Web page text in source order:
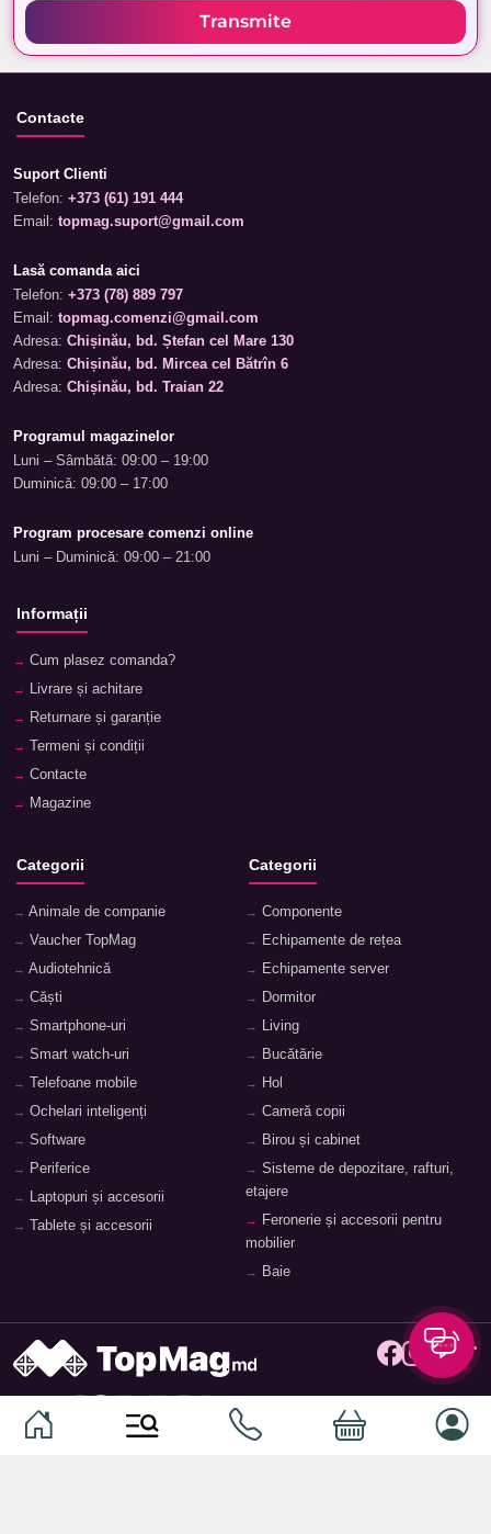
Transmite
Contacte
Suport Clienti
Telefon: +373 (61) 191 444
Email: topmag.suport@gmail.com
Lasă comanda aici
Telefon: +373 (78) 889 797
Email: topmag.comenzi@gmail.com
Adresa: Chișinău, bd. Ștefan cel Mare 130
Adresa: Chișinău, bd. Mircea cel Bătrîn 6
Adresa: Chișinău, bd. Traian 22
Programul magazinelor
Luni – Sâmbătă: 09:00 – 19:00
Duminică: 09:00 – 17:00
Program procesare comenzi online
Luni – Duminică: 09:00 – 21:00
Informații
Cum plasez comanda?
Livrare și achitare
Returnare și garanție
Termeni și condiții
Contacte
Magazine
Categorii
Animale de companie
Vaucher TopMag
Audiotehnică
Căști
Smartphone-uri
Smart watch-uri
Telefoane mobile
Ochelari inteligenți
Software
Periferice
Laptopuri și accesorii
Tablete și accesorii
Categorii
Componente
Echipamente de rețea
Echipamente server
Dormitor
Living
Bucătărie
Hol
Cameră copii
Birou și cabinet
Sisteme de depozitare, rafturi,
etajere
Feronerie și accesorii pentru
mobilier
Baie